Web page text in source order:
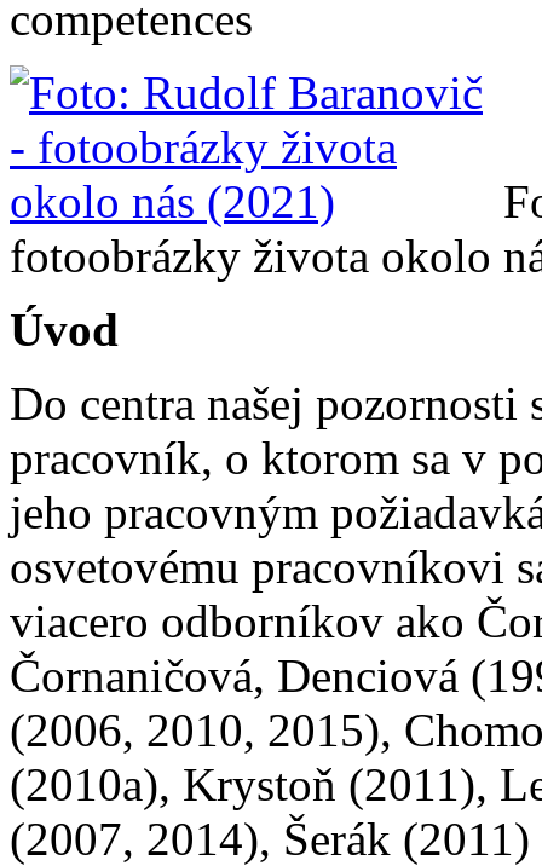
competences
fotoobrázky života okolo
Úvod
Do centra našej
pracovník, o ktorom sa v
jeho pracovným
osvetovému pracovníkovi
viacero odborníkov ako
Čornaničová, Denciová
(2006, 2010, 2015),
(2010a), Krystoň (2011),
(2007, 2014), Šerák (2011)